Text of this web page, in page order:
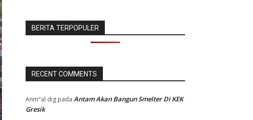
BERITA TERPOPULER
RECENT COMMENTS
Anm"al dig pada Antam Akan Bangun Smelter Di KEK
Gresik